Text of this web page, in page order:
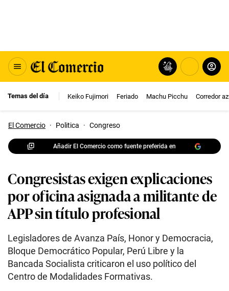
Temas del día Keiko Fujimori Feriado Machu Picchu Corredor
El Comercio · Politica · Congreso
Añadir El Comercio como fuente preferida en
Congresistas exigen explicaciones
por oficina asignada a militante de
APP sin título profesional
Legisladores de Avanza País, Honor y Democracia,
Bloque Democrático Popular, Perú Libre y la
Bancada Socialista criticaron el uso político del
Centro de Modalidades Formativas.